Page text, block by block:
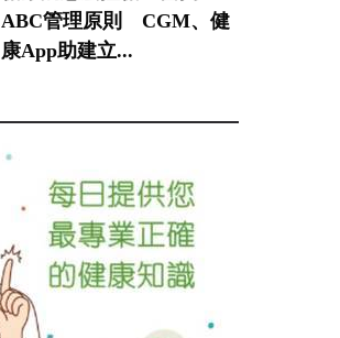
ABC管理原則 CGM、健
康App助建立...